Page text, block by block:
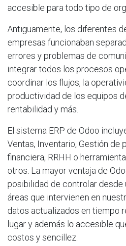
accesible para todo tipo de
Antiguamente, los diferentes
empresas funcionaban
errores y problemas de
integrar todos los procesos
coordinar los flujos, la
productividad de los equipos
rentabilidad y más.
El sistema ERP de Odoo
Ventas, Inventario, Gestión de
financiera, RRHH o
otros. La mayor ventaja de
posibilidad de controlar desde
áreas que intervienen en
datos actualizados en tiempo
lugar y además lo accesible
costos y sencillez.